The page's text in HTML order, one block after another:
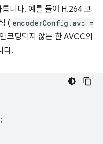
니다. 예를 들어 H.264 코
( encoderConfig.avc =
코딩되지 않는 한 AVCC의
다.